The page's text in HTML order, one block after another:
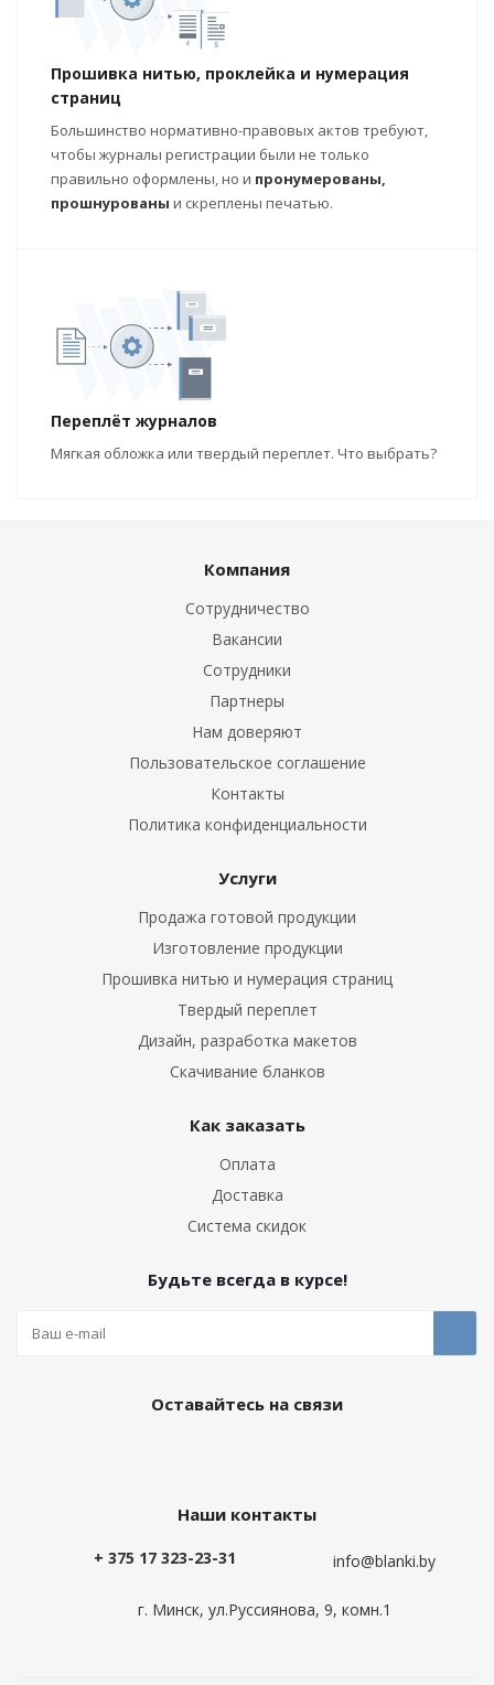
Прошивка нитью, проклейка и нумерация
страниц
Большинство нормативно-правовых актов требуют,
чтобы журналы регистрации были не только
правильно оформлены, но и пронумерованы,
прошнурованы и скреплены печатью.
Переплёт журналов
Мягкая обложка или твердый переплет. Что выбрать?
Компания
Сотрудничество
Вакансии
Сотрудники
Партнеры
Нам доверяют
Пользовательское соглашение
Контакты
Политика конфиденциальности
Услуги
Продажа готовой продукции
Изготовление продукции
Прошивка нитью и нумерация страниц
Твердый переплет
Дизайн, разработка макетов
Скачивание бланков
Как заказать
Оплата
Доставка
Система скидок
Будьте всегда в курсе!
Оставайтесь на связи
Наши контакты
+ 375 17 323-23-31 info@blanki.by
г. Минск, ул.Руссиянова, 9, комн.1